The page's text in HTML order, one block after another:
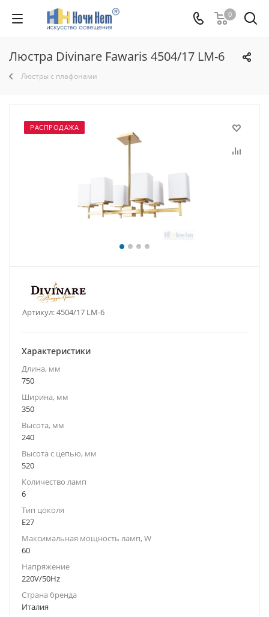
0
Люстра Divinare Fawaris 4504/17 LM-6
Люстры с плафонами
РАСПРОДАЖА
Артикул:4504/17 LM-6
Характеристики
Длина, мм
750
Ширина, мм
350
Высота, мм
240
Высота с цепью, мм
520
Количество ламп
6
Тип цоколя
E27
Максимальная мощность ламп, W
60
Напряжение
220V/50Hz
Страна бренда
Италия